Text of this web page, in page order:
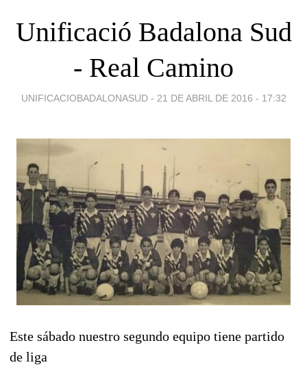
Unificació Badalona Sud
- Real Camino
UNIFICACIOBADALONASUD - 21 DE ABRIL DE 2016 - 17:32
Este sábado nuestro segundo equipo tiene partido
de liga